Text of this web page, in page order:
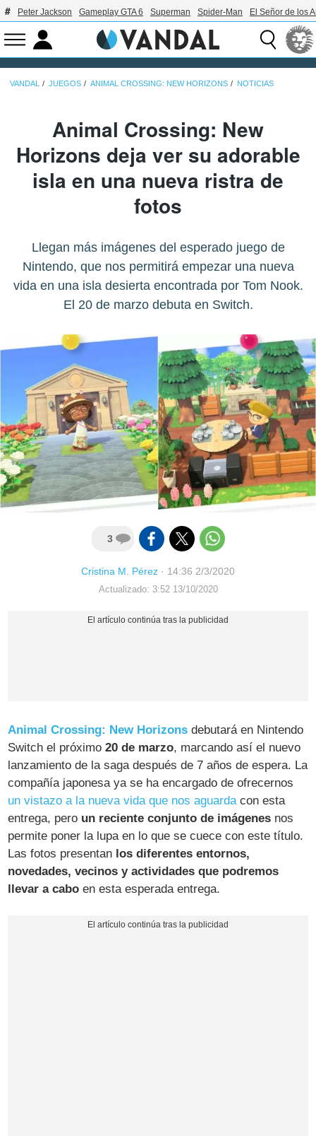
Peter Jackson Gameplay GTA 6 Superman Spider-Man El Señor de los
VANDAL JUEGOS ANIMAL CROSSING: NEW HORIZONS NOTICIAS
Animal Crossing: New
Horizons deja ver su adorable
isla en una nueva ristra de
fotos
Llegan más imágenes del esperado juego de
Nintendo, que nos permitirá empezar una nueva
vida en una isla desierta encontrada por Tom Nook.
El 20 de marzo debuta en Switch.
3
Cristina M. Pérez · 14:36 2/3/2020
Actualizado: 3:52 13/10/2020
Animal Crossing: New Horizons debutará en Nintendo
Switch el próximo20 de marzo, marcando así el nuevo
lanzamiento de la saga después de 7 años de espera. La
compañía japonesa ya se ha encargado de ofrecernos
un vistazo a la nueva vida que nos aguardacon esta
entrega, pero un reciente conjunto de imágenes nos
permite poner la lupa en lo que se cuece con este título.
Las fotos presentan los diferentes entornos,
novedades, vecinos y actividades que podremos
llevar a cabo en esta esperada entrega.